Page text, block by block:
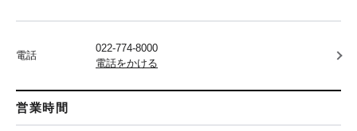
電話
022-774-8000
電話をかける
営業時間